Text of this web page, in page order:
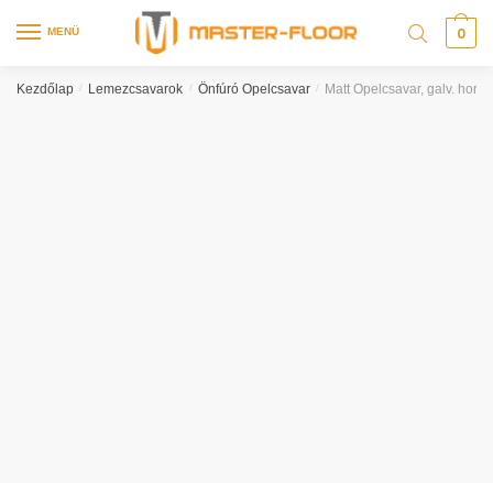
MENÜ 0
Kezdőlap / Lemezcsavarok / Önfúró Opelcsavar / Matt Opelcsavar, galv.